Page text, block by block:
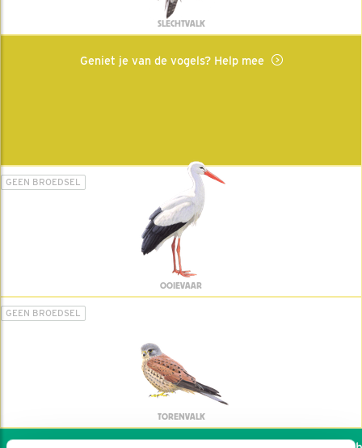
SLECHTVALK
Geniet je van de vogels? Help mee
GEEN BROEDSEL
OOIEVAAR
GEEN BROEDSEL
TORENVALK